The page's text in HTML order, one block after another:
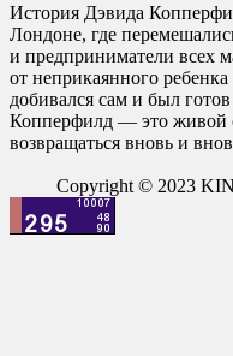
История Дэвида
Лондоне, где
и предприниматели всех
от неприкаянного
добивался сам и был
Копперфилд — это живой
возвращаться вновь и
Copyright © 2023